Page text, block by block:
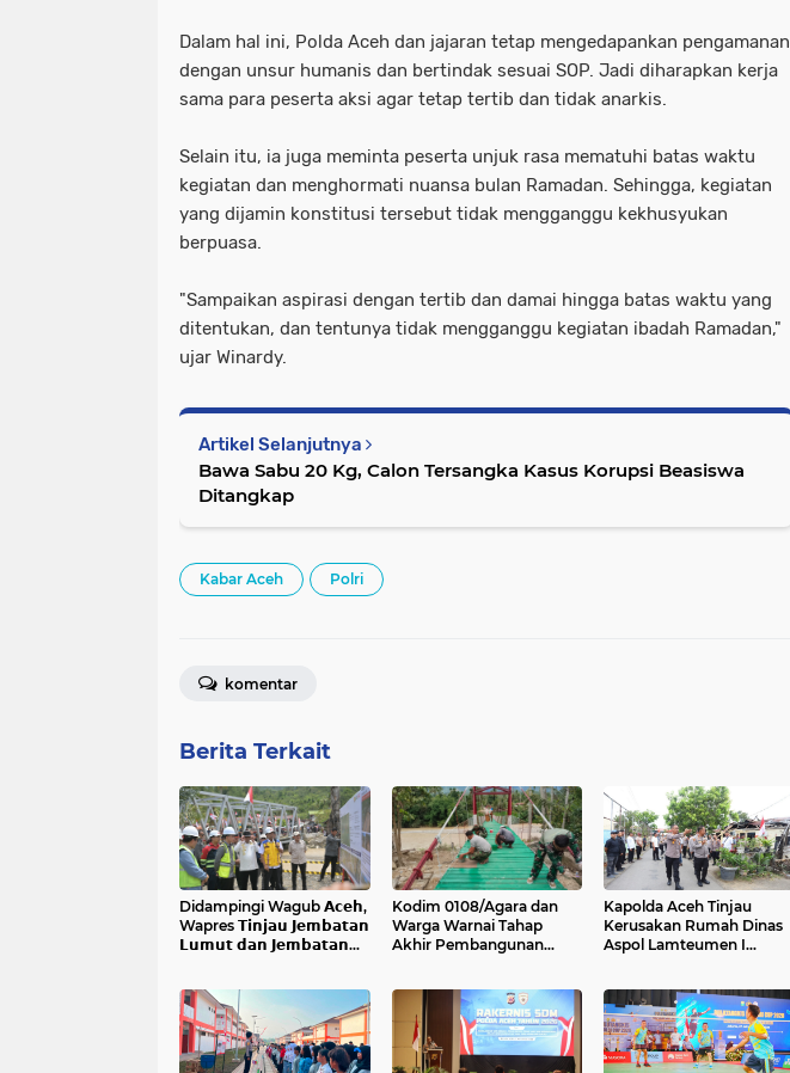
Dalam hal ini, Polda Aceh dan jajaran tetap mengedapankan pengamanan
dengan unsur humanis dan bertindak sesuai SOP. Jadi diharapkan kerja
sama para peserta aksi agar tetap tertib dan tidak anarkis.
Selain itu, ia juga meminta peserta unjuk rasa mematuhi batas waktu
kegiatan dan menghormati nuansa bulan Ramadan. Sehingga, kegiatan
yang dijamin konstitusi tersebut tidak mengganggu kekhusyukan
berpuasa.
"Sampaikan aspirasi dengan tertib dan damai hingga batas waktu yang
ditentukan, dan tentunya tidak mengganggu kegiatan ibadah Ramadan,"
ujar Winardy.
Artikel Selanjutnya
Bawa Sabu 20 Kg, Calon Tersangka Kasus Korupsi Beasiswa
Ditangkap
Kabar Aceh Polri
komentar
Berita Terkait
Didampingi Wagub 𝗔𝗰𝗲𝗵,
Wapres 𝗧𝗶𝗻𝗷𝗮𝘂 𝗝𝗲𝗺𝗯𝗮𝘁𝗮𝗻
𝗟𝘂𝗺𝘂𝘁 𝗱𝗮𝗻 𝗝𝗲𝗺𝗯𝗮𝘁𝗮𝗻
Kodim 0108/Agara dan
Warga Warnai Tahap
Akhir Pembangunan
Kapolda Aceh Tinjau
Kerusakan Rumah Dinas
Aspol Lamteumen I